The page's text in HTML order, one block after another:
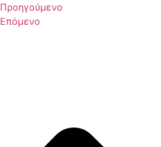
Προηγούμενο
Επόμενο